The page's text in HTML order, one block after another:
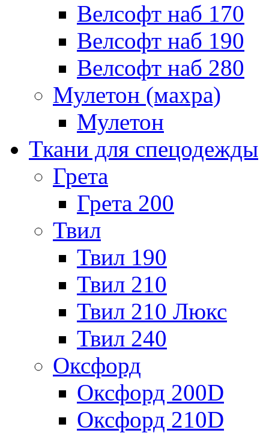
Велсофт наб 170
Велсофт наб 190
Велсофт наб 280
Мулетон (махра)
Мулетон
Ткани для спецодежды
Грета
Грета 200
Твил
Твил 190
Твил 210
Твил 210 Люкс
Твил 240
Оксфорд
Оксфорд 200D
Оксфорд 210D